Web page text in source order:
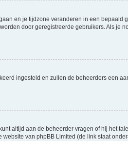
en je tijdzone veranderen in een bepaald
door geregistreerde gebruikers. Als je
ingesteld en zullen de beheerders een
altijd aan de beheerder vragen of hij het
van phpBB Limited (de link staat